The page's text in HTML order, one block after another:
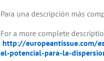
Para una descripción más
For a more complete
http://europeantissue.com/
el-potencial-para-la-